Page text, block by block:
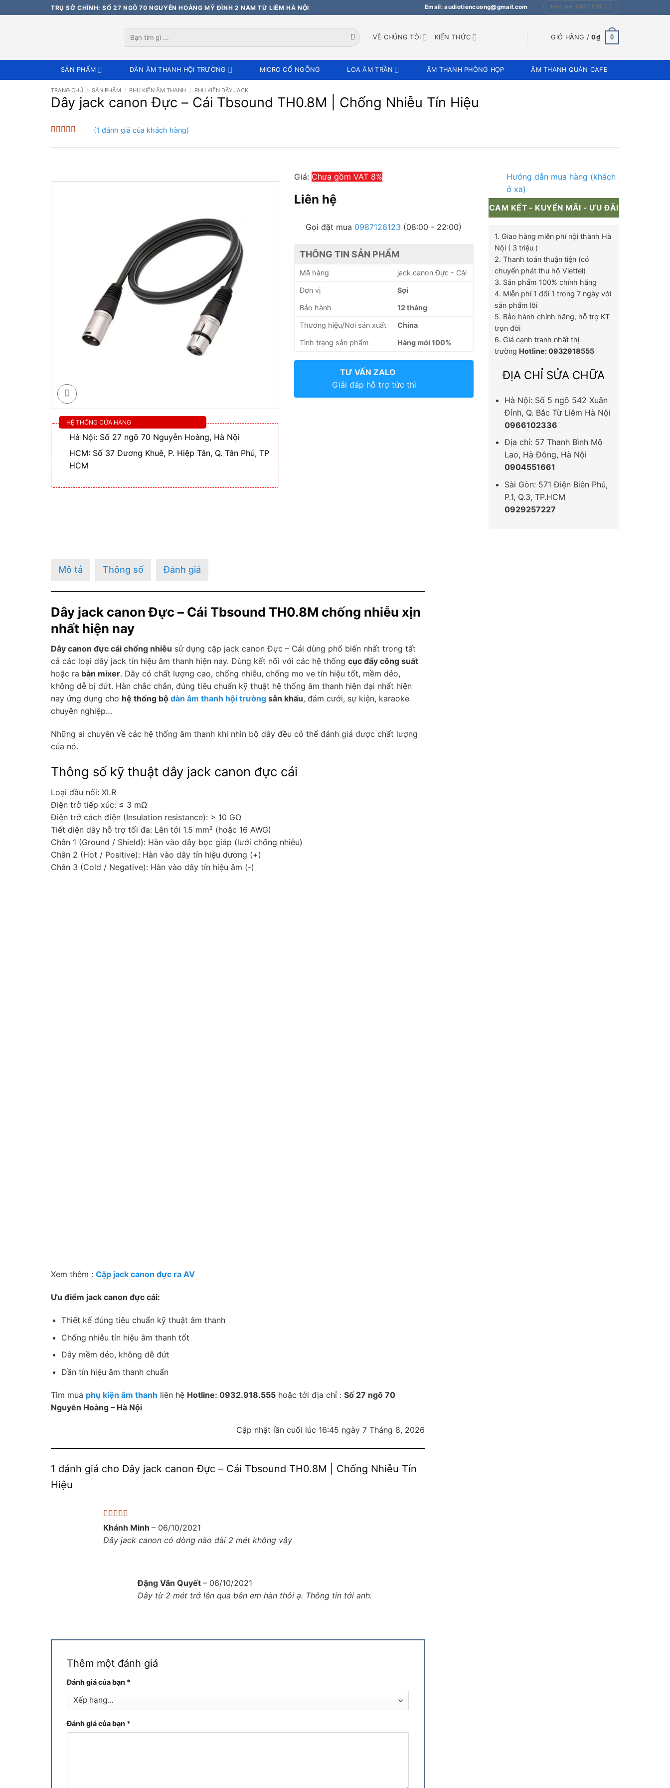
qua
TRỤ SỞ CHÍNH: SỐ 27 NGÕ 70 NGUYỄN HOÀNG MỸ ĐÌNH 2 NAM TỪ LIÊM HÀ NỘI Email: audiotiencuong@gmail.com Hotline: 0987126123
kiếm:
VỀ CHÚNG TÔI KIẾN THỨC GIỎ HÀNG /0₫ 0
SẢN PHẨM DÀN ÂM THANH HỘI TRƯỜNG MICRO CỔ NGỖNG LOA ÂM TRẦN ÂM THANH PHÒNG HỌP ÂM THANH QUÁN CAFE
TRANG CHỦ / SẢN PHẨM / PHỤ KIỆN ÂM THANH / PHỤ KIỆN DÂY JACK
Dây jack canon Đực – Cái Tbsound TH0.8M | Chống Nhiễu Tín Hiệu
trênđánh
(1 đánh giá của khách hàng)
HỆ THỐNG CỬA HÀNG
Hà Nội: Số 27 ngõ 70 Nguyễn Hoàng, Hà Nội
HCM: Số 37 Dương Khuê, P. Hiệp Tân, Q. Tân Phú, TP
HCM
Giá: Chưa gồm VAT 8%
Liên hệ
Gọi đặt mua 0987126123 (08:00 - 22:00)
THÔNG TIN SẢN PHẨM
Mã hàng jack canon Đực - Cái
Đơn vị Sợi
Bảo hành 12 tháng
Thương hiệu/Nơi sản xuất China
Tình trạng sản phẩm Hàng mới 100%
TƯ VẤN ZALO
Giải đáp hỗ trợ tức thì
Hướng dẫn mua hàng (khách
ở xa)
CAM KẾT - KUYẾN MÃI - ƯU ĐÃI
1. Giao hàng miễn phí nội thành Hà
Nội ( 3 triệu )
2. Thanh toán thuận tiện (có
chuyển phát thu hộ Viettel)
3. Sản phẩm 100% chính hãng
4. Miễn phí 1 đổi 1 trong 7 ngày với
sản phẩm lỗi
5. Bảo hành chính hãng, hỗ trợ KT
trọn đời
6. Giá cạnh tranh nhất thị
trường Hotline: 0932918555
ĐỊA CHỈ SỬA CHỮA
Hà Nội: Số 5 ngõ 542 Xuân
Đỉnh, Q. Bắc Từ Liêm Hà Nội
0966102336
Địa chỉ: 57 Thanh Bình Mộ
Lao, Hà Đông, Hà Nội
0904551661
Sài Gòn: 571 Điện Biên Phủ,
P.1, Q.3, TP.HCM
0929257227
Mô tả Thông số Đánh giá
Dây jack canon Đực – Cái Tbsound TH0.8M chống nhiễu xịn
nhất hiện nay
Dây canon đực cái chống nhiễu sử dụng cặp jack canon Đực – Cái dùng phổ biến nhất trong tất
cả các loại dây jack tín hiệu âm thanh hiện nay. Dùng kết nối với các hệ thống cục đẩy công suất
hoặc ra bàn mixer. Dây có chất lượng cao, chống nhiễu, chống mo ve tín hiệu tốt, mềm dẻo,
không dễ bị đứt. Hàn chắc chắn, đúng tiêu chuẩn kỹ thuật hệ thống âm thanh hiện đại nhất hiện
nay ứng dụng cho hệ thống bộ dàn âm thanh hội trường sân khấu, đám cưới, sự kiện, karaoke
chuyên nghiệp…
Những ai chuyên về các hệ thống âm thanh khi nhìn bộ dây đều có thể đánh giá được chất lượng
của nó.
Thông số kỹ thuật dây jack canon đực cái
Loại đầu nối: XLR
Điện trở tiếp xúc: ≤ 3 mΩ
Điện trở cách điện (Insulation resistance): > 10 GΩ
Tiết diện dây hỗ trợ tối đa: Lên tới 1.5 mm² (hoặc 16 AWG)
Chân 1 (Ground / Shield): Hàn vào dây bọc giáp (lưới chống nhiễu)
Chân 2 (Hot / Positive): Hàn vào dây tín hiệu dương (+)
Chân 3 (Cold / Negative): Hàn vào dây tín hiệu âm (-)
Xem thêm : Cặp jack canon đực ra AV
Ưu điểm jack canon đực cái:
Thiết kế đúng tiêu chuẩn kỹ thuật âm thanh
Chống nhiễu tín hiệu âm thanh tốt
Dây mềm dẻo, không dễ đứt
Dần tín hiệu âm thanh chuẩn
Tìm mua phụ kiện âm thanh liên hệ Hotline: 0932.918.555 hoặc tới địa chỉ : Số 27 ngõ 70
Nguyễn Hoàng – Hà Nội
Cập nhật lần cuối lúc 16:45 ngày 7 Tháng 8, 2026
1 đánh giá cho Dây jack canon Đực – Cái Tbsound TH0.8M | Chống Nhiễu Tín
Hiệu
Được xếp
hạng55 sao
Khánh Minh – 06/10/2021
Dây jack canon có dòng nào dài 2 mét không vậy
Đặng Văn Quyết – 06/10/2021
Dây từ 2 mét trở lên qua bên em hàn thôi ạ. Thông tin tới anh.
Thêm một đánh giá
Đánh giá của bạn *
Đánh giá của bạn *